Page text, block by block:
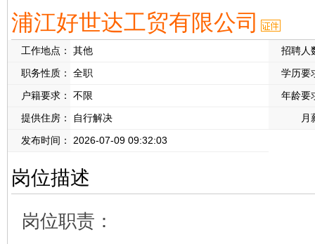
浦江好世达工贸有限公司
工作地点： 其他
招聘人
职务性质：
全职
学历要
户籍要求：
不限
年龄要
提供住房：
自行解决
月
发布时间：
2026-07-09 09:32:03
岗位描述
岗位职责：